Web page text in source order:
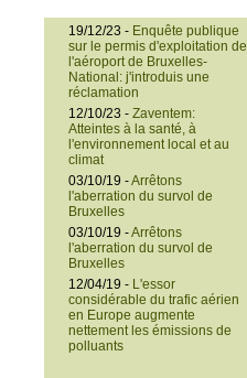
19/12/23 - Enquête publique
sur le permis d'exploitation de
l'aéroport de Bruxelles-
National: j'introduis une
réclamation
12/10/23 - Zaventem:
Atteintes à la santé, à
l'environnement local et au
climat
03/10/19 -Arrêtons
l'aberration du survol de
Bruxelles
03/10/19 -Arrêtons
l'aberration du survol de
Bruxelles
12/04/19 - L'essor
considérable du trafic aérien
en Europe augmente
nettement les émissions de
polluants